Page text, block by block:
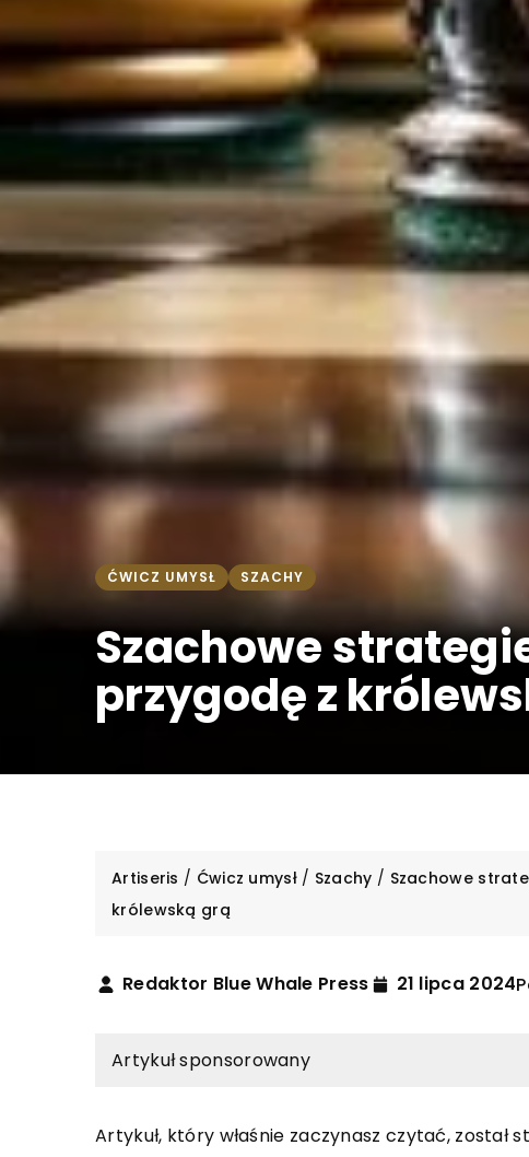
ĆWICZ UMYSŁ SZACHY
Szachowe
przygodę z
Artiseris / Ćwicz umysł/ Szachy / Szachowe
królewską grą
Redaktor Blue Whale Press 21 lipca 2024
Artykuł sponsorowany
Artykuł, który właśnie zaczynasz czytać,